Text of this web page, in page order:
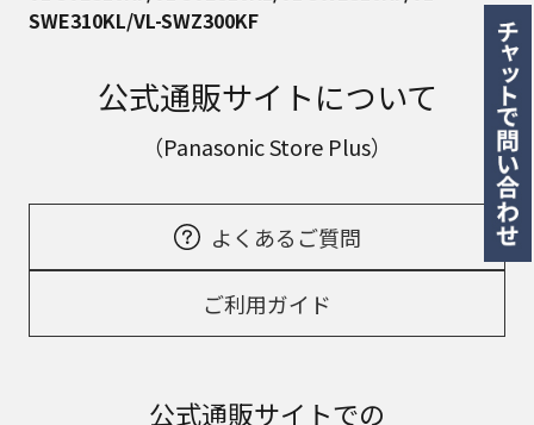
SWE310KL/VL-SWZ300KF
公式通販サイトについて
（Panasonic Store Plus）
よくあるご質問
ご利用ガイド
公式通販サイトでの